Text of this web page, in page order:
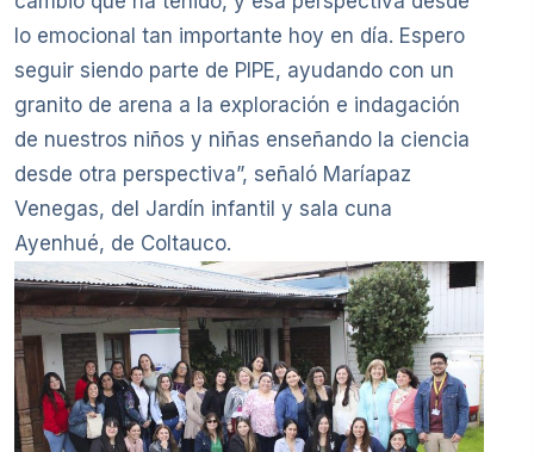
lo emocional tan importante hoy en día. Espero
seguir siendo parte de PIPE, ayudando con un
granito de arena a la exploración e indagación
de nuestros niños y niñas enseñando la ciencia
desde otra perspectiva”, señaló Maríapaz
Venegas, del Jardín infantil y sala cuna
Ayenhué, de Coltauco.